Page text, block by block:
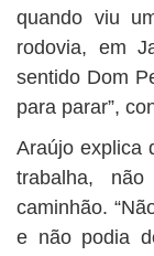
quando viu
rodovia, em
sentido Dom
para parar”,
Araújo explica
trabalha,
caminhão.
e não podia